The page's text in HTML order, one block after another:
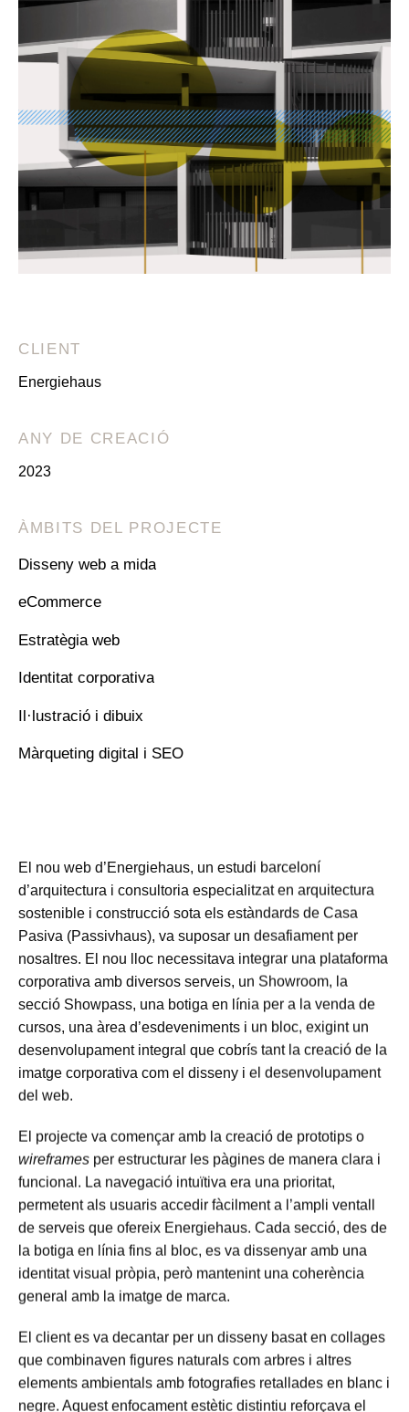
CLIENT
Energiehaus
ANY DE CREACIÓ
2023
ÀMBITS DEL PROJECTE
Disseny web a mida
eCommerce
Estratègia web
Identitat corporativa
Il·lustració i dibuix
Màrqueting digital i SEO
El nou web d’Energiehaus, un estudi barceloní
d’arquitectura i consultoria especialitzat en arquitectura
sostenible i construcció sota els estàndards de Casa
Pasiva (Passivhaus), va suposar un desafiament per
nosaltres. El nou lloc necessitava integrar una plataforma
corporativa amb diversos serveis, un Showroom, la
secció Showpass, una botiga en línia per a la venda de
cursos, una àrea d’esdeveniments i un bloc, exigint un
desenvolupament integral que cobrís tant la creació de la
imatge corporativa com el disseny i el desenvolupament
del web.
El projecte va començar amb la creació de prototips o
wireframes per estructurar les pàgines de manera clara i
funcional. La navegació intuïtiva era una prioritat,
permetent als usuaris accedir fàcilment a l’ampli ventall
de serveis que ofereix Energiehaus. Cada secció, des de
la botiga en línia fins al bloc, es va dissenyar amb una
identitat visual pròpia, però mantenint una coherència
general amb la imatge de marca.
El client es va decantar per un disseny basat en collages
que combinaven figures naturals com arbres i altres
elements ambientals amb fotografies retallades en blanc i
negre. Aquest enfocament estètic distintiu reforçava el